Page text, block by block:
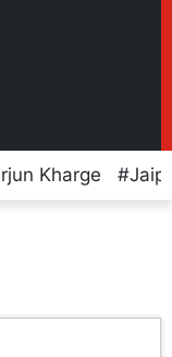
Kharge